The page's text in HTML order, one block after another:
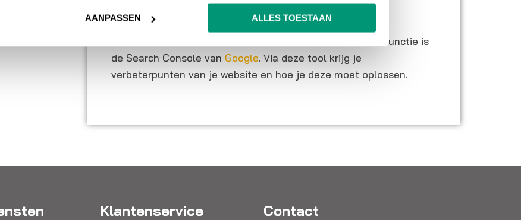
AANPASSEN ALLES TOESTAAN
links van jouw website doorloopt.
Een voorbeeld van een tool met een broken link checker functie is
de Search Console van Google. Via deze tool krijg je
verbeterpunten van je website en hoe je deze moet oplossen.
Klantenservice Contact